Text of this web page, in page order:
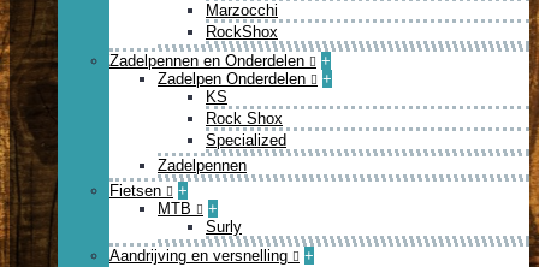
Marzocchi
RockShox
Zadelpennen en Onderdelen
+
Zadelpen Onderdelen
+
KS
Rock Shox
Specialized
Zadelpennen
Fietsen
+
MTB
+
Surly
Aandrijving en versnelling
+